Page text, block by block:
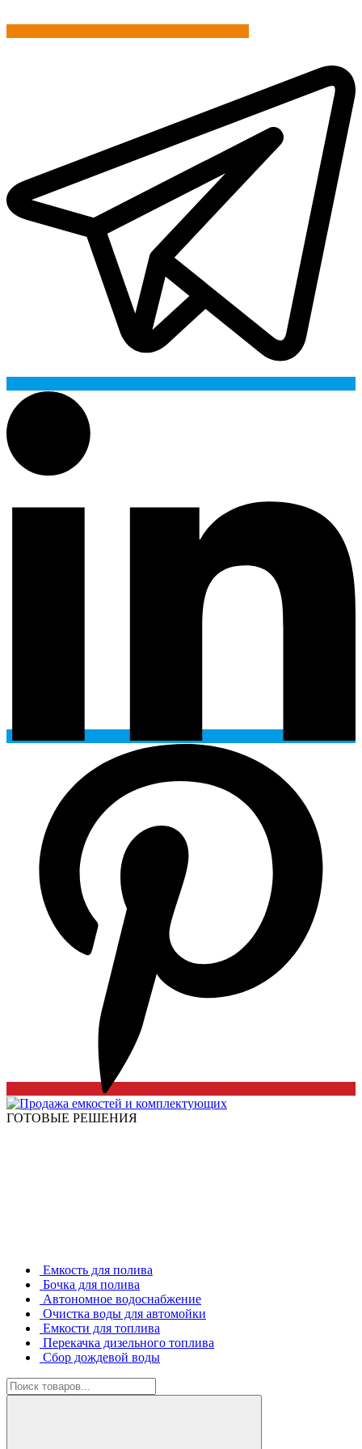
ГОТОВЫЕ РЕШЕНИЯ
Емкость для полива
Бочка для полива
Автономное водоснабжение
Очистка воды для автомойки
Емкости для топлива
Перекачка дизельного топлива
Сбор дождевой воды